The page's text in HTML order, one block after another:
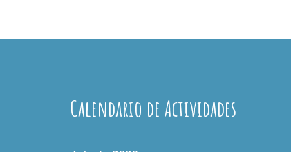
Calendario de Actividades